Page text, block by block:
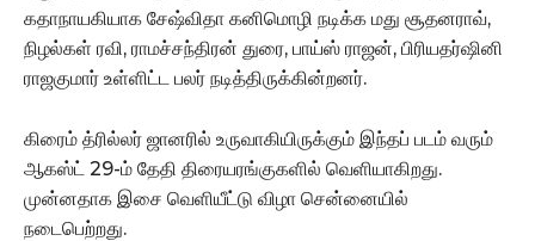
கதாநாயகியாக சேஷ்விதா கனிமொழி நடிக்க மது சூதனராவ்,
நிழல்கள் ரவி, ராமச்சந்திரன் துரை, பாய்ஸ் ராஜன், பிரியதர்ஷினி
ராஜகுமார் உள்ளிட்ட பலர் நடித்திருக்கின்றனர்.
கிரைம் த்ரில்லர் ஜானரில் உருவாகியிருக்கும் இந்தப் படம் வரும்
ஆகஸ்ட் 29-ம் தேதி திரையரங்குகளில் வெளியாகிறது.
முன்னதாக இசை வெளியீட்டு விழா சென்னையில்
நடைபெற்றது.